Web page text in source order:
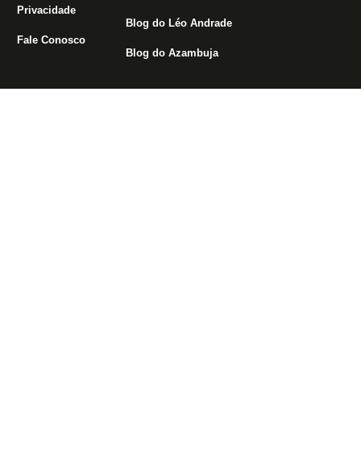
Privacidade
Fale Conosco
Blog do Léo Andrade
Blog do Azambuja